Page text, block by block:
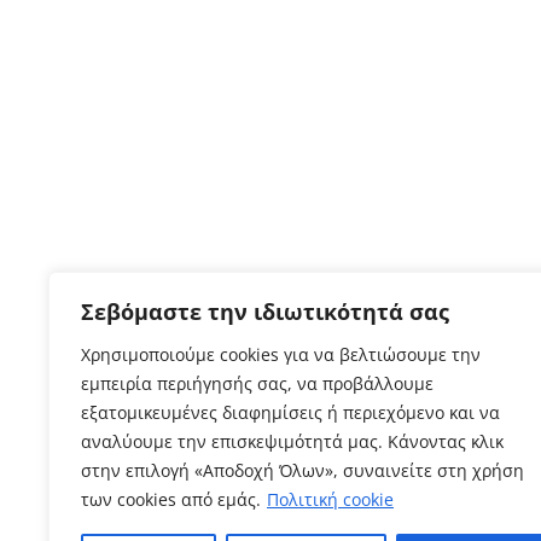
Σεβόμαστε την ιδιωτικότητά σας
Χρησιμοποιούμε cookies για να βελτιώσουμε την
εμπειρία περιήγησής σας, να προβάλλουμε
εξατομικευμένες διαφημίσεις ή περιεχόμενο και να
αναλύουμε την επισκεψιμότητά μας. Κάνοντας κλικ
στην επιλογή «Αποδοχή Όλων», συναινείτε στη χρήση
των cookies από εμάς. Πολιτική cookie